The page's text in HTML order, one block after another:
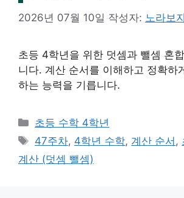
2026년 07월 10일 작성자: 노라보
초등 4학년을 위한 덧셈과 뺄셈 혼
니다. 계산 순서를 이해하고 정확하
하는 능력을 기릅니다.
카
테
리
초등 수학 4학년
태
그
47주차, 4학년 수학, 계산 순서 ,
계산 (덧셈 뺄셈)